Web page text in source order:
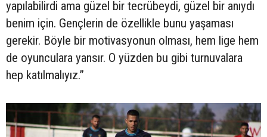
yapılabilirdi ama güzel bir tecrübeydi, güzel bir anıydı
benim için. Gençlerin de özellikle bunu yaşaması
gerekir. Böyle bir motivasyonun olması, hem lige hem
de oyunculara yansır. O yüzden bu gibi turnuvalara
hep katılmalıyız.”